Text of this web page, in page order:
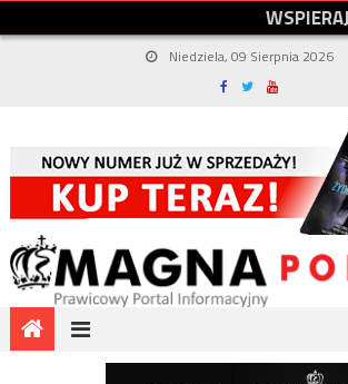
WSPIERAJ
Niedziela, 09 Sierpnia 2026